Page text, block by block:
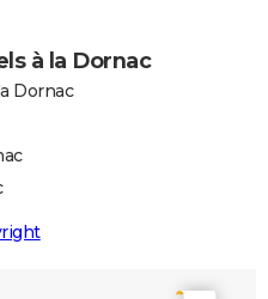
à la Dornac
Dornac